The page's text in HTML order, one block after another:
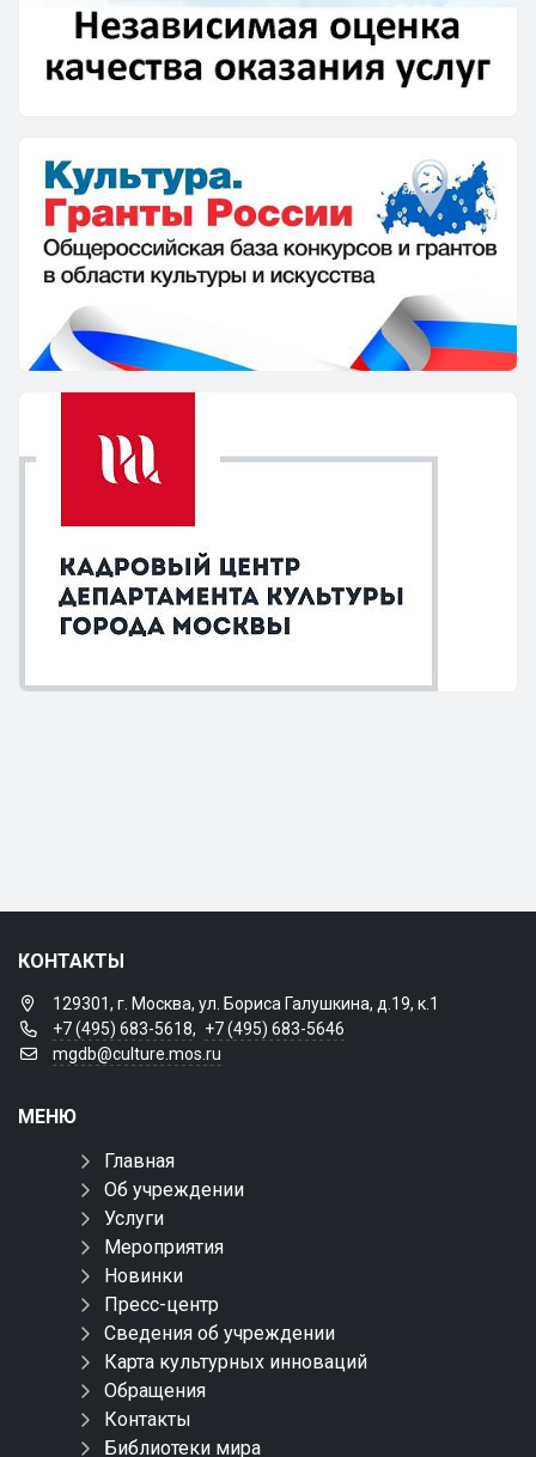
КОНТАКТЫ
129301, г. Москва, ул. Бориса Галушкина, д.19, к.1
+7 (495) 683-5618, +7 (495) 683-5646
mgdb@culture.mos.ru
МЕНЮ
Главная
Об учреждении
Услуги
Мероприятия
Новинки
Пресс-центр
Сведения об учреждении
Карта культурных инноваций
Обращения
Контакты
Библиотеки мира